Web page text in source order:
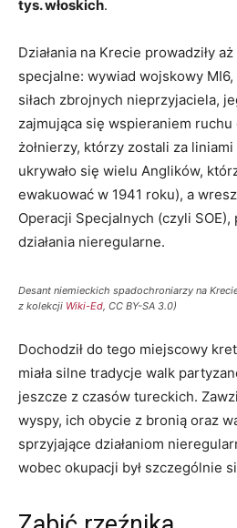
tys. włoskich.
Działania na Krecie prowadziły
specjalne: wywiad wojskowy
siłach zbrojnych nieprzyjaciela,
zajmująca się wspieraniem
żołnierzy, którzy zostali za
ukrywało się wielu Anglików,
ewakuować w 1941 roku), a
Operacji Specjalnych (czyli
działania nieregularne.
Desant niemieckich spadochroniarzy na
z kolekcji Wiki-Ed, CC BY-SA 3.0)
Dochodził do tego miejscowy
miała silne tradycje walk
jeszcze z czasów tureckich.
wyspy, ich obycie z bronią oraz
sprzyjające działaniom
wobec okupacji był szczególnie